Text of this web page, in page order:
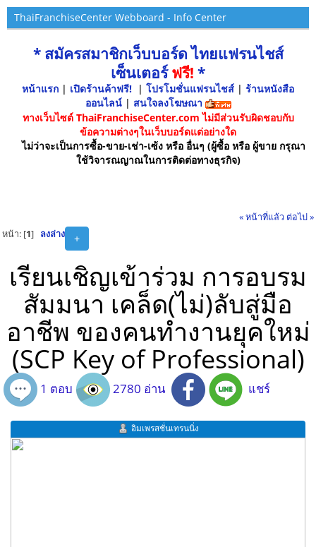
ThaiFranchiseCenter Webboard - Info Center
* สมัครสมาชิกเว็บบอร์ด ไทยแฟรนไชส์
เซ็นเตอร์ฟรี! *
หน้าแรก | เปิดร้านค้าฟรี! | โปรโมชั่นแฟรนไชส์ | ร้านหนังสือ
ออนไลน์ | สนใจลงโฆษณา
ทางเว็บไซต์ ThaiFranchiseCenter.com ไม่มีส่วนรับผิดชอบกับ
ข้อความต่างๆในเว็บบอร์ดแต่อย่างใด
ไม่ว่าจะเป็นการซื้อ-ขาย-เช่า-เซ้ง หรือ อื่นๆ (ผู้ซื้อ หรือ ผู้ขาย กรุณา
ใช้วิจารณญาณในการติดต่อทางธุรกิจ)
« หน้าที่แล้ว ต่อไป »
+
หน้า: [1] ลงล่าง
เรียนเชิญเข้าร่วม การอบรม
สัมมนา เคล็ด(ไม่)ลับสู่มือ
อาชีพ ของคนทำงานยุคใหม่
(SCP Key of Professional)
1 ตอบ 2780 อ่าน แชร์
อิมเพรสชั่นเทรนนิ่ง